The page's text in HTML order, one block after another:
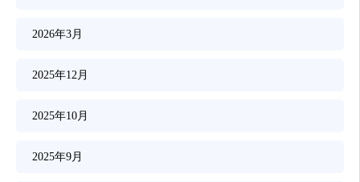
2026年3月
2025年12月
2025年10月
2025年9月